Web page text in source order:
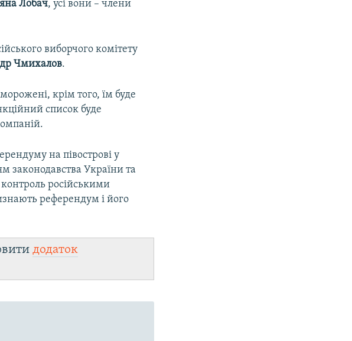
Лобач, усі вони – члени
виборчого комітету
Чмихалов.
крім того, їм буде
список буде
на півострові у
законодавства України та
контроль російськими
референдум і його
додаток